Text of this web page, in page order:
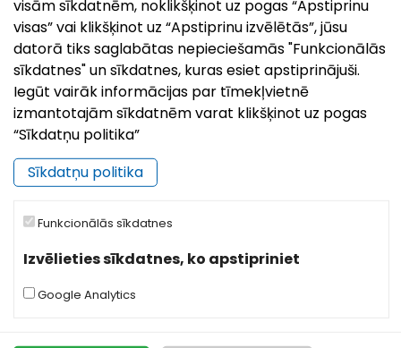
Ludza no putna lidojuma (2.daļa)
visām sīkdatnēm, noklikšķinot uz pogas “Apstiprinu
visas” vai klikšķinot uz “Apstiprinu izvēlētās”, jūsu
datorā tiks saglabātas nepieciešamās "Funkcionālās
sīkdatnes" un sīkdatnes, kuras esiet apstiprinājuši.
Iegūt vairāk informācijas par tīmekļvietnē
izmantotajām sīkdatnēm varat klikšķinot uz pogas
“Sīkdatņu politika”
Sīkdatņu politika
Funkcionālās sīkdatnes
Izvēlieties sīkdatnes, ko apstipriniet
Google Analytics